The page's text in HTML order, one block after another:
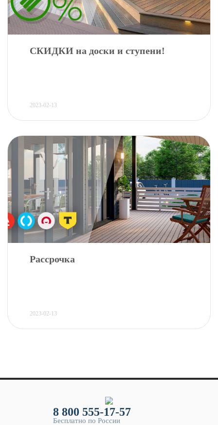
СКИДКИ на доски и ступени!
2023-02-13
Рассрочка
2023-02-13
8 800 555-17-57
Бесплатно по России